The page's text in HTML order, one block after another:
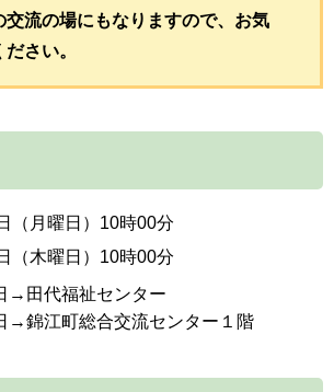
交流の場にもなりますので、お気
さい。
（月曜日）10時00分
（木曜日）10時00分
田代福祉センター
江町総合交流センター１階